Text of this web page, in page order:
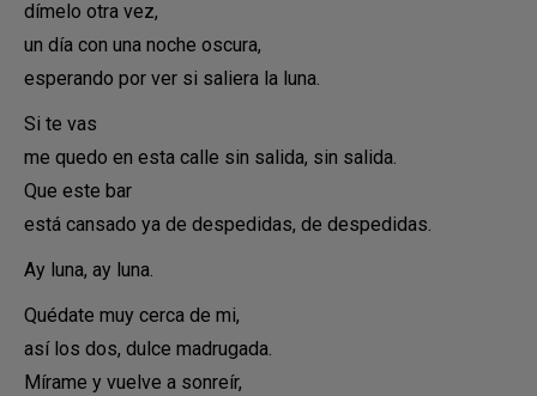
dímelo otra vez,
un día con una noche oscura,
esperando por ver si saliera la luna.
Si te vas
me quedo en esta calle sin salida, sin salida.
Que este bar
está cansado ya de despedidas, de despedidas.
Ay luna, ay luna.
Quédate muy cerca de mi,
así los dos, dulce madrugada.
Mírame y vuelve a sonreír,